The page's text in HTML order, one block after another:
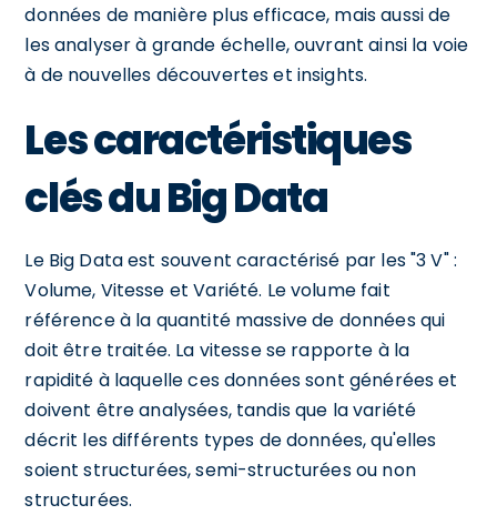
données de manière plus efficace, mais aussi de
les analyser à grande échelle, ouvrant ainsi la voie
à de nouvelles découvertes et insights.
Les caractéristiques
clés du Big Data
Le Big Data est souvent caractérisé par les "3 V" :
Volume, Vitesse et Variété. Le volume fait
référence à la quantité massive de données qui
doit être traitée. La vitesse se rapporte à la
rapidité à laquelle ces données sont générées et
doivent être analysées, tandis que la variété
décrit les différents types de données, qu'elles
soient structurées, semi-structurées ou non
structurées.